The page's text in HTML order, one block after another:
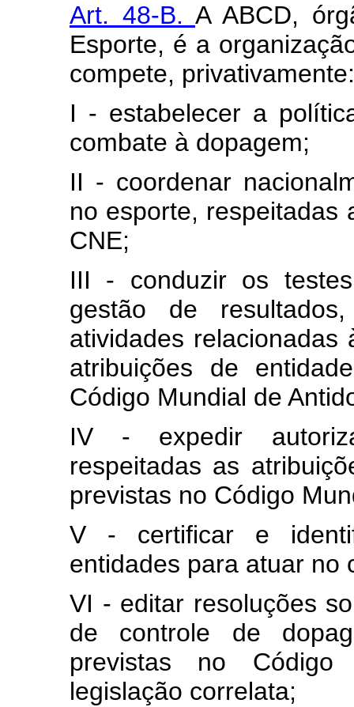
Art. 48-B. A ABCD,
Esporte, é a
compete, privativamente:
I - estabelecer a
combate à dopagem;
II - coordenar
no esporte, respeitadas
CNE;
III - conduzir os
gestão de
atividades relacionadas
atribuições de
Código Mundial de
IV - expedir
respeitadas as
previstas no Código
V - certificar e
entidades para atuar no
VI - editar resoluções
de controle de
previstas no
legislação correlata;